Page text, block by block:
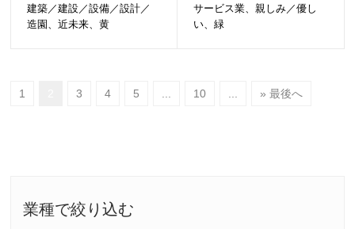
業種で絞り込む
建築／建設／設備／設計／
造園、近未来、黄
サービス業、親しみ／優し
い、緑
1 3 4 5 10 » 最後へ